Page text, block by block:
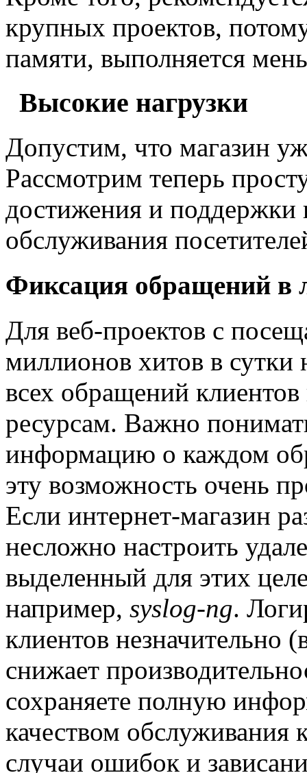
крупных проектов,
памяти, выполняется
Высокие нагрузки
Допустим, что магазин
Рассмотрим теперь
достижения и поддержки
обслуживания
Фиксация обращений в
Для веб-проектов с
миллионов хитов в сутки
всех обращений
ресурсам. Важно
информацию о каждом
эту возможность очень
Если интернет-магазин
несложно настроить
выделенный для этих
например, syslog-ng.
клиентов незначительно
снижает
сохраняете полную
качеством обслуживания
случаи ошибок и